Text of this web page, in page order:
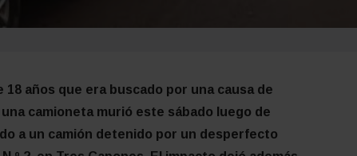
años que era buscado por una causa de
camioneta murió este sábado luego de
a un camión detenido por un desperfecto